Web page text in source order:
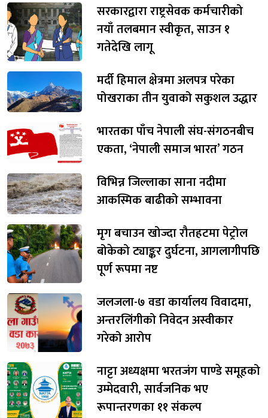
सरकारद्वारा राष्ट्रसेवक कर्मचारीको
नयाँ तलबमान स्वीकृत, साउन १
गतेदेखि लागू
मर्दी हिमाल क्षेत्रमा अलपत्र परेका
पोखराका तीन युवाको सकुशल उद्धार
भारतका पाँच नेपाली संघ-संगठनबीच
एकता, ‘नेपाली समाज भारत’ गठन
विभिन्न जिल्लाका साना नदीमा
आकस्मिक बाढीको सम्भावना
मृग बचाउन खोज्दा रौतहटमा पेट्रोल
बोकेको ट्याङ्कर दुर्घटना, आगलागीपछि
पूर्ण रूपमा नष्ट
जलजला-७ वडा कार्यालय विवादमा,
अन्तरलिंगीको निवेदन अस्वीकार
गरेको आरोप
नाट्टा अध्यक्षमा भरतजंग पाण्डे समूहको
उम्मेदवारी, सार्वजनिक भए
रूपान्तरणका ११ संकल्प